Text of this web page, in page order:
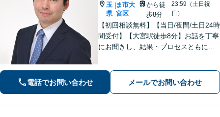
玉
県
|ま市大
宮区
から徒
歩8分
23:59（土日祝
日）
【初回相談無料】【当日/夜間/土日24時
間受付】【大宮駅徒歩8分】お話を丁寧
にお聞きし、結果・プロセスともにご
電話でお問い合わせ メールでお問い合わせ